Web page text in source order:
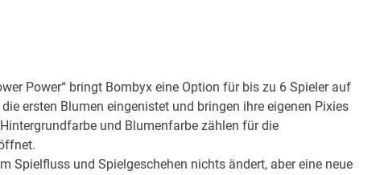
Power“ bringt Bombyx eine Option für bis zu 6 Spieler auf
ersten Blumen eingenistet und bringen ihre eigenen Pixies
und Blumenfarbe zählen für die
Spielfluss und Spielgeschehen nichts ändert, aber eine neue